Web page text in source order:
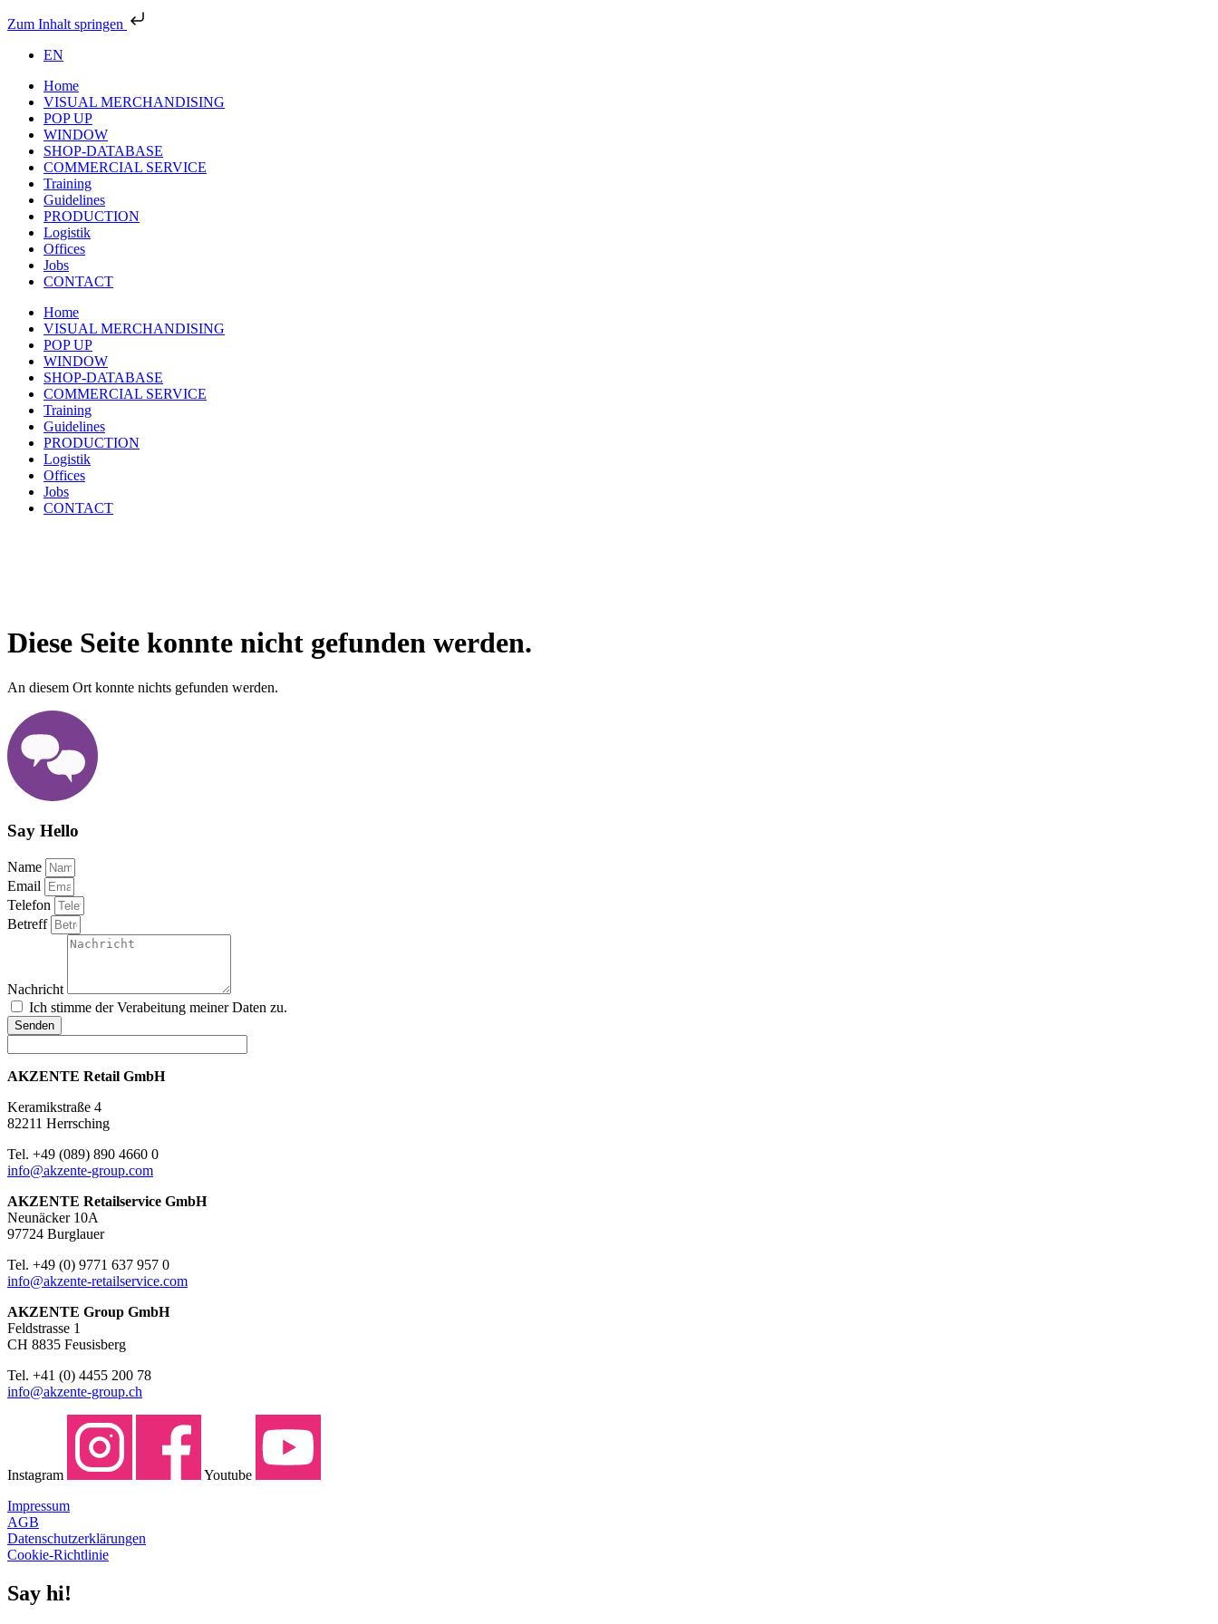
Zum Inhalt springen
EN
Home
VISUAL MERCHANDISING
POP UP
WINDOW
SHOP-DATABASE
COMMERCIAL SERVICE
Training
Guidelines
PRODUCTION
Logistik
Offices
Jobs
CONTACT
Home
VISUAL MERCHANDISING
POP UP
WINDOW
SHOP-DATABASE
COMMERCIAL SERVICE
Training
Guidelines
PRODUCTION
Logistik
Offices
Jobs
CONTACT
Diese Seite konnte nicht gefunden werden.
An diesem Ort konnte nichts gefunden werden.
Say Hello
Name
Email
Telefon
Betreff
Nachricht
Ich stimme der Verabeitung meiner Daten zu.
Senden
AKZENTE Retail GmbH
Keramikstraße 4
82211 Herrsching
Tel. +49 (089) 890 4660 0
info@akzente-group.com
AKZENTE Retailservice GmbH
Neunäcker 10A
97724 Burglauer
Tel. +49 (0) 9771 637 957 0
info@akzente-retailservice.com
AKZENTE Group GmbH
Feldstrasse 1
CH 8835 Feusisberg
Tel. +41 (0) 4455 200 78
info@akzente-group.ch
Instagram
Youtube
Impressum
AGB
Datenschutzerklärungen
Cookie-Richtlinie
Say hi!